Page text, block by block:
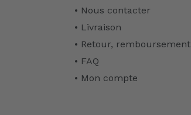
• Nous contacter
• Livraison
• Retour, remboursement
• FAQ
• Mon compte